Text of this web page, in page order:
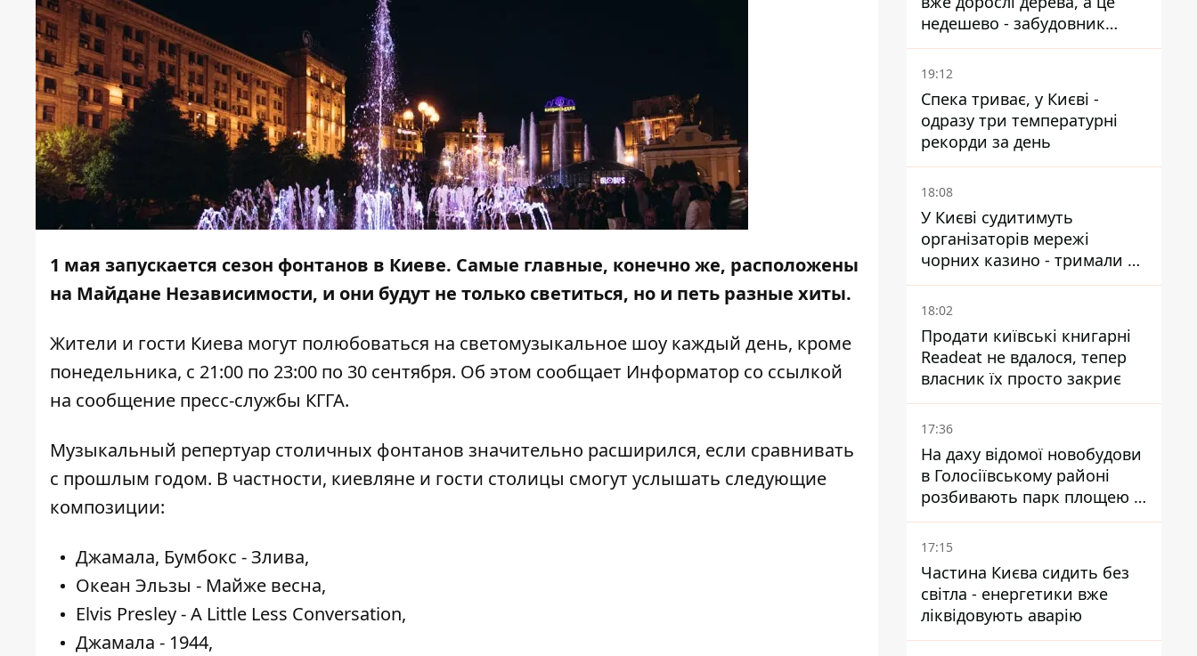
1 мая запускается сезон фонтанов в Киеве. Самые главные, конечно же, расположены
на Майдане Независимости, и они будут не только светиться, но и петь разные хиты.
Жители и гости Киева могут полюбоваться на светомузыкальное шоу каждый день, кроме
понедельника, с 21:00 по 23:00 по 30 сентября. Об этом сообщает Информатор со ссылкой
на сообщение пресс-службы КГГА.
Музыкальный репертуар столичных фонтанов значительно расширился, если сравнивать
с прошлым годом. В частности, киевляне и гости столицы смогут услышать следующие
композиции:
Джамала, Бумбокс - Злива,
Океан Эльзы - Майже весна,
Elvis Presley - A Little Less Conversation,
Джамала - 1944,
недешево - забудовник
Ніконов
19:12
Спека триває, у Києві -
одразу три температурні
рекорди за день
18:08
У Києві судитимуть
організаторів мережі
чорних казино - тримали 39
закладів
18:02
Продати київські книгарні
Readeat не вдалося, тепер
власник їх просто закриє
17:36
На даху відомої новобудови
в Голосіївському районі
розбивають парк площею в
гектар
17:15
Частина Києва сидить без
світла - енергетики вже
ліквідовують аварію